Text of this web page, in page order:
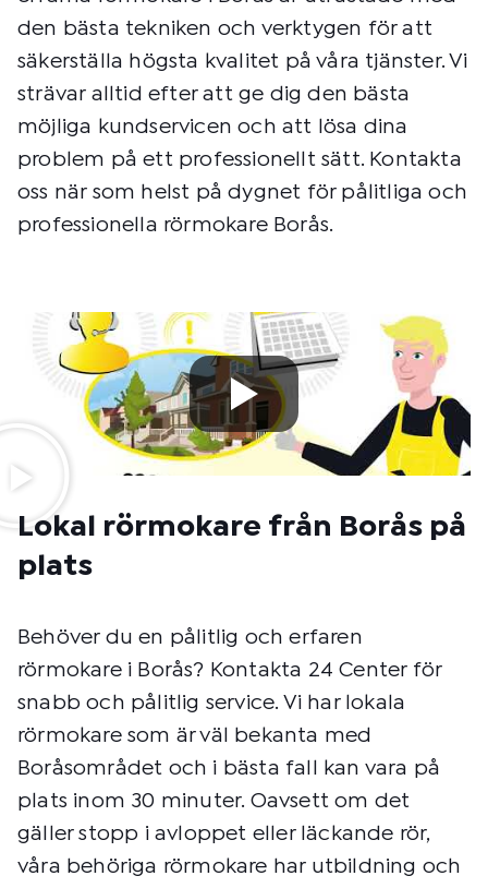
den bästa tekniken och verktygen för att
säkerställa högsta kvalitet på våra tjänster. Vi
strävar alltid efter att ge dig den bästa
möjliga kundservicen och att lösa dina
problem på ett professionellt sätt. Kontakta
oss när som helst på dygnet för pålitliga och
professionella rörmokare Borås.
Lokal rörmokare från Borås på
plats
Behöver du en pålitlig och erfaren
rörmokare i Borås? Kontakta 24 Center för
snabb och pålitlig service. Vi har lokala
rörmokare som är väl bekanta med
Boråsområdet och i bästa fall kan vara på
plats inom 30 minuter. Oavsett om det
gäller stopp i avloppet eller läckande rör,
våra behöriga rörmokare har utbildning och